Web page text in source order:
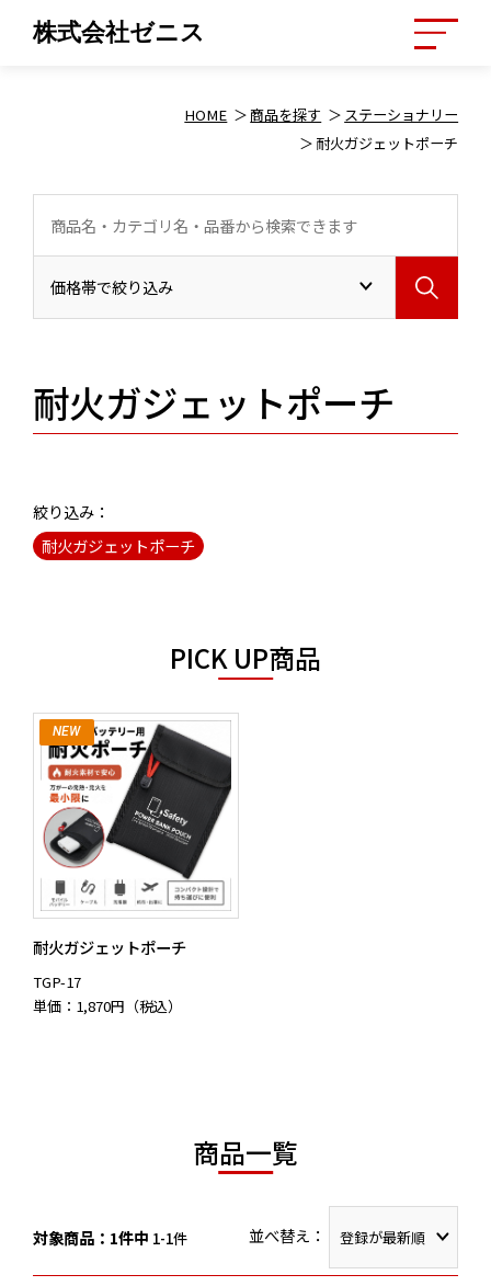
株式会社ゼニス
HOME 商品を探す
ステーショナリー
耐火ガジェットポーチ
耐火ガジェットポーチ
絞り込み：
耐火ガジェットポーチ
PICK UP商品
NEW
耐火ガジェットポーチ
TGP-17
単価：1,870円（税込）
商品一覧
対象商品：1件中 1-1件 並べ替え：